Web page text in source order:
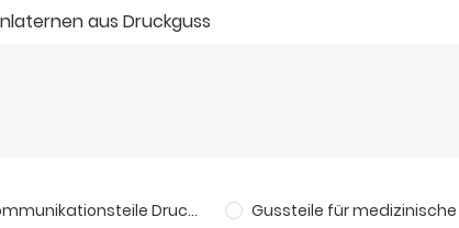
aus Druckguss
Kommunikationsteile Druckguss